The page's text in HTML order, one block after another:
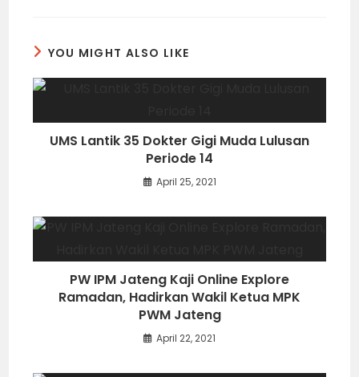
YOU MIGHT ALSO LIKE
UMS Lantik 35 Dokter Gigi Muda Lulusan
Periode 14
April 25, 2021
PW IPM Jateng Kaji Online Explore
Ramadan, Hadirkan Wakil Ketua MPK
PWM Jateng
April 22, 2021